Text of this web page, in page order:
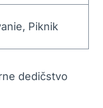
Piknik